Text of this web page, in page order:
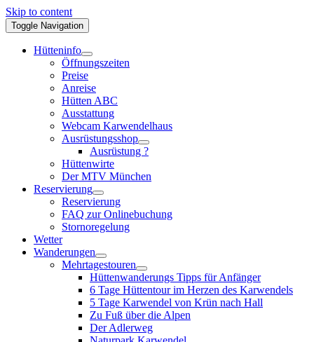
Skip to content
Toggle Navigation
Hütteninfo
Öffnungszeiten
Preise
Anreise
Hütten ABC
Ausstattung
Webcam Karwendelhaus
Ausrüstungsshop
Ausrüstung ?
Hüttenwirte
Der MTV München
Reservierung
Reservierung
FAQ zur Onlinebuchung
Stornoregelung
Wetter
Wanderungen
Mehrtagestouren
Hüttenwanderungs Tipps für Anfänger
6 Tage Hüttentour im Herzen des Karwendels
5 Tage Karwendel von Krün nach Hall
Zu Fuß über die Alpen
Der Adlerweg